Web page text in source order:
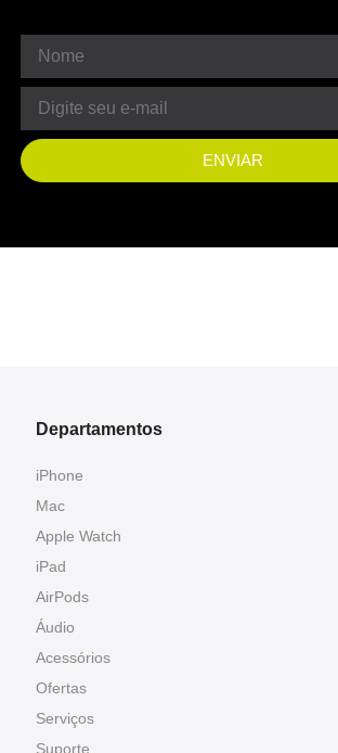
ENVIAR
Departamentos
iPhone
Mac
Apple Watch
iPad
AirPods
Áudio
Acessórios
Ofertas
Serviços
Suporte